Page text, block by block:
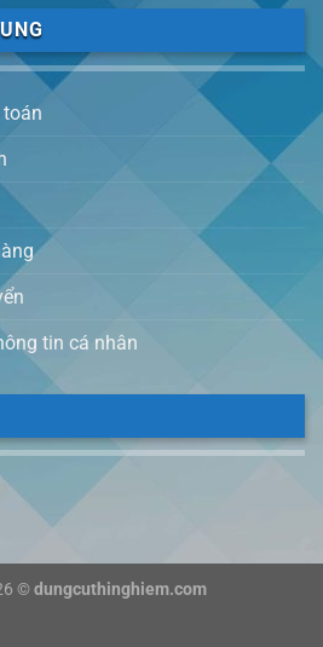
tin cá nhân
© dungcuthinghiem.com